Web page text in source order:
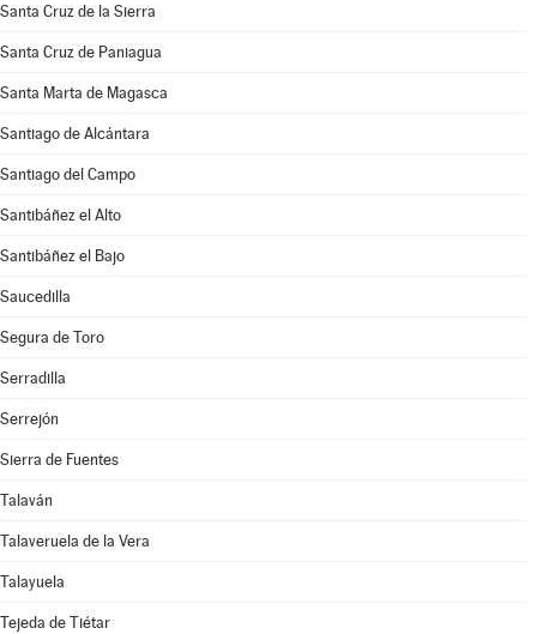
Santa Cruz de la Sierra
Santa Cruz de Paniagua
Santa Marta de Magasca
Santiago de Alcántara
Santiago del Campo
Santibáñez el Alto
Santibáñez el Bajo
Saucedilla
Segura de Toro
Serradilla
Serrejón
Sierra de Fuentes
Talaván
Talaveruela de la Vera
Talayuela
Tejeda de Tiétar